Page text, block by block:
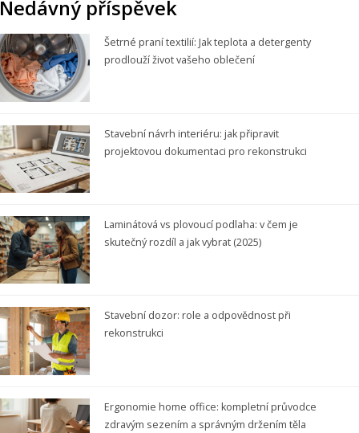
Nedávný příspěvek
Šetrné praní textilií: Jak teplota a detergenty
prodlouží život vašeho oblečení
Stavební návrh interiéru: jak připravit
projektovou dokumentaci pro rekonstrukci
Laminátová vs plovoucí podlaha: v čem je
skutečný rozdíl a jak vybrat (2025)
Stavební dozor: role a odpovědnost při
rekonstrukci
Ergonomie home office: kompletní průvodce
zdravým sezením a správným držením těla